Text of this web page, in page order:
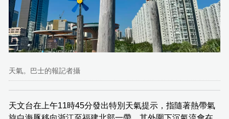
天氣。巴士的報記者攝
天文台在上午11時45分發出特別天氣提示，指隨著熱帶氣